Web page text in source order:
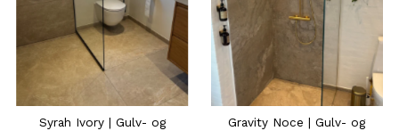
Syrah Ivory | Gulv- og
Gravity Noce | Gulv- og